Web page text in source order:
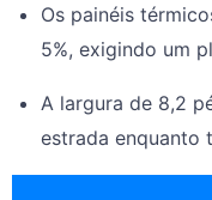
Os painéis
5%, exigindo um
A largura de 8,2
estrada enquanto